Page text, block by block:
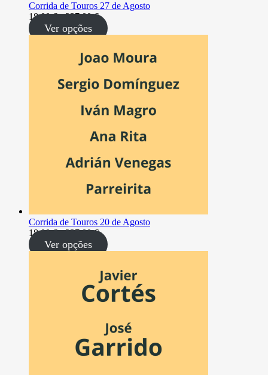
Corrida de Touros 27 de Agosto
18,00€ - 237,00€Intervalo
de
preços:
a
Ver opções
Corrida de Touros 20 de Agosto
18,00€ - 237,00€Intervalo
de
preços:
237,00 €
Ver opções